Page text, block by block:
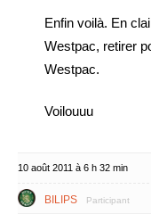
Enfin voilà. En
Westpac, retirer
Westpac.
Voilouuu
10 août 2011 à 6 h 32 min
BILIPS Participant